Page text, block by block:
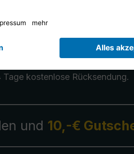
Tage kostenlose Rücksendung.
und 10,-€